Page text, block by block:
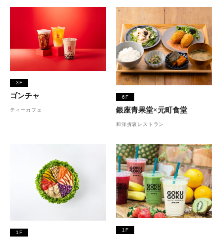
3F
ゴンチャ
ティーカフェ
6F
銀座青果堂×元町食堂
和洋折衷レストラン
1F 1F